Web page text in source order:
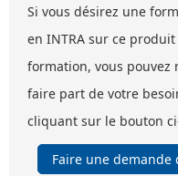
Si vous désirez une
en INTRA sur ce
formation, vous pouvez
faire part de votre
cliquant sur le bouton
Faire une demande